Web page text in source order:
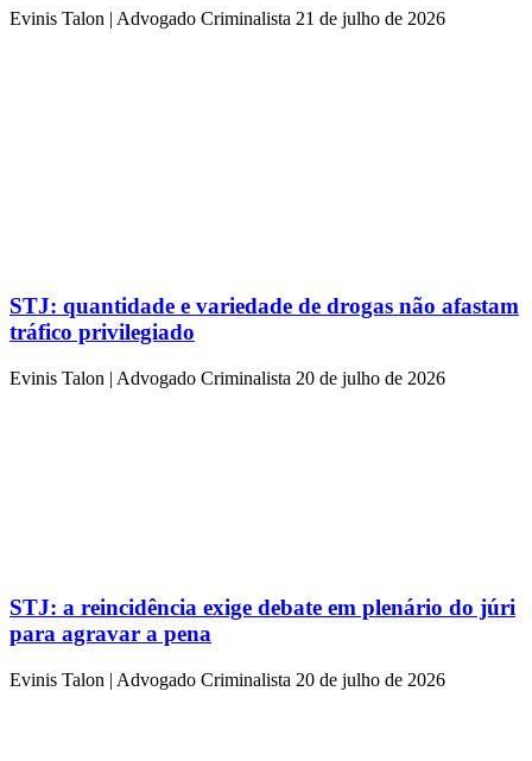
Evinis Talon | Advogado Criminalista 21 de julho de 2026
STJ: quantidade e variedade de drogas não afastam
tráfico privilegiado
Evinis Talon | Advogado Criminalista 20 de julho de 2026
STJ: a reincidência exige debate em plenário do júri
para agravar a pena
Evinis Talon | Advogado Criminalista 20 de julho de 2026